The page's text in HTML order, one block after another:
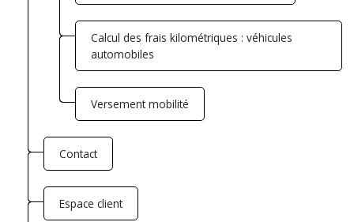
Calcul des frais kilométriques : véhicules
automobiles
Versement mobilité
Contact
Espace client